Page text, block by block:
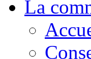
La